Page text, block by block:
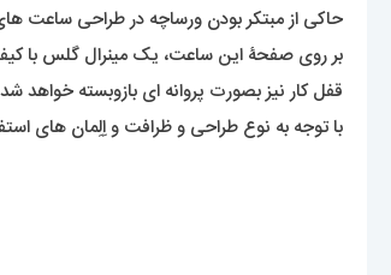
حاکی از مبتکر بودن ورساچه در طراحی
بر روی صفحۀ این ساعت، یک مینرال گلس با
قفل کار نیز بصورت پروانه ای بازوبسته
با توجه به نوع طراحی و ظرافت و اِلِمان های